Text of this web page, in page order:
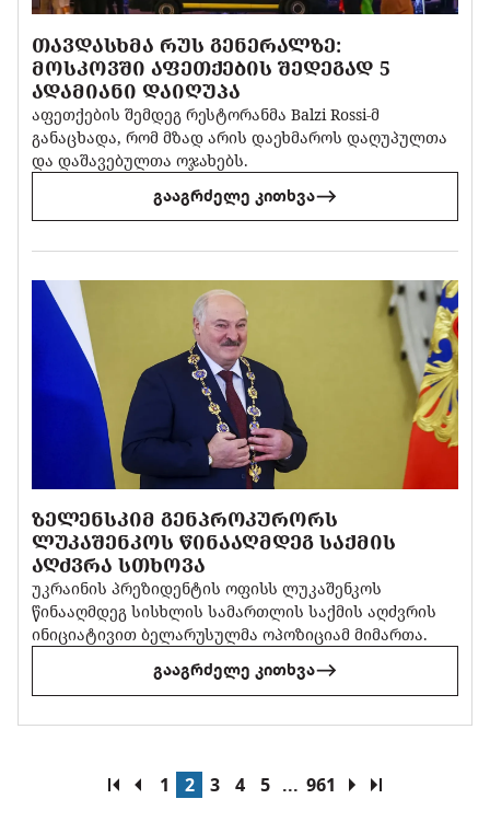
ᲗᲐᲕᲓᲐᲡᲮᲛᲐ ᲠᲣᲡ ᲒᲔᲜᲔᲠᲐᲚᲖᲔ:
ᲛᲝᲡᲙᲝᲕᲨᲘ ᲐᲤᲔᲗᲥᲔᲑᲘᲡ ᲨᲔᲓᲔᲒᲐᲓ 5
ᲐᲓᲐᲛᲘᲐᲜᲘ ᲓᲐᲘᲦᲣᲞᲐ
აფეთქების შემდეგ რესტორანმა Balzi Rossi-მ
განაცხადა, რომ მზად არის დაეხმაროს დაღუპულთა
და დაშავებულთა ოჯახებს.
გააგრძელე კითხვა
ᲖᲔᲚᲔᲜᲡᲙᲘᲛ ᲒᲔᲜᲞᲠᲝᲙᲣᲠᲝᲠᲡ
ᲚᲣᲙᲐᲨᲔᲜᲙᲝᲡ ᲬᲘᲜᲐᲐᲦᲛᲓᲔᲒ ᲡᲐᲥᲛᲘᲡ
ᲐᲦᲫᲕᲠᲐ ᲡᲗᲮᲝᲕᲐ
უკრაინის პრეზიდენტის ოფისს ლუკაშენკოს
წინააღმდეგ სისხლის სამართლის საქმის აღძვრის
ინიციატივით ბელარუსულმა ოპოზიციამ მიმართა.
გააგრძელე კითხვა
1 2 3 4 5 ... 961